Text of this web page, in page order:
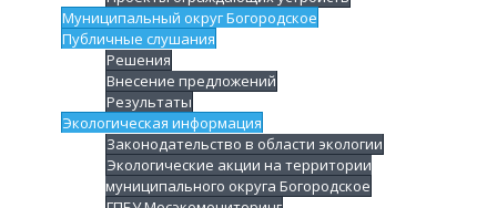
Муниципальный округ Богородское
Публичные слушания
Решения
Внесение предложений
Результаты
Экологическая информация
Законодательство в области экологии
Экологические акции на территории
муниципального округа Богородское